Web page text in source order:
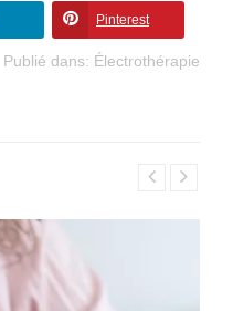
Pinterest
Publié dans: Électrothérapie